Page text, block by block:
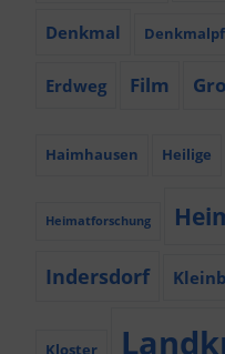
Denkmal
Erdweg Film
Haimhausen Heilige
Heimatforschung
Indersdorf
Kloster